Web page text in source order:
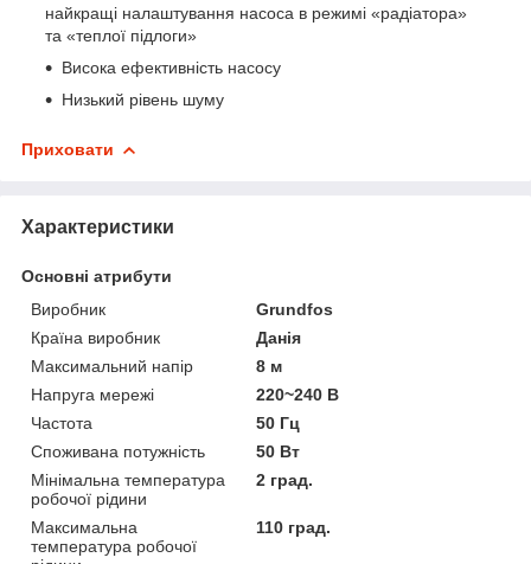
найкращі налаштування насоса в режимі «радіатора»
та «теплої підлоги»
Висока ефективність насосу
Низький рівень шуму
Приховати
Характеристики
Основні атрибути
Виробник
Grundfos
Країна виробник
Данія
Максимальний напір
8 м
Напруга мережі
220~240 В
Частота
50 Гц
Споживана потужність
50 Вт
Мінімальна температура
робочої рідини
2 град.
Максимальна
температура робочої
110 град.